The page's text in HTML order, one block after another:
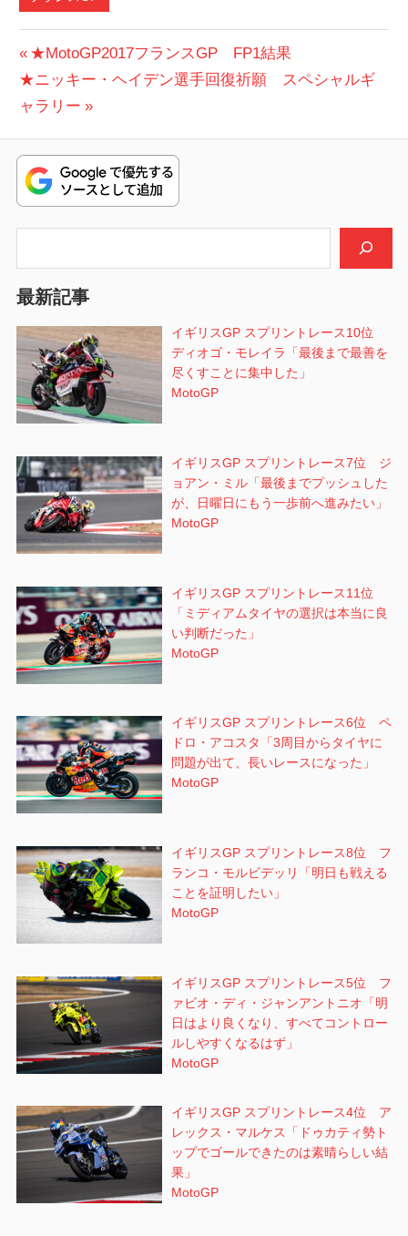
投
稿
ビ
ゲ
ー
シ
ョ
ン
前
の
投
★MotoGP2017フランスGP FP1結果
次
の
稿:
★ニッキー・ヘイデン選手回復祈願 スペシャルギ
ャラリー
最新記事
イギリスGP スプリントレース10位
ディオゴ・モレイラ「最後まで最善を
尽くすことに集中した」
MotoGP
イギリスGP スプリントレース7位 ジ
ョアン・ミル「最後までプッシュした
が、日曜日にもう一歩前へ進みたい」
MotoGP
イギリスGP スプリントレース11位
「ミディアムタイヤの選択は本当に良
い判断だった」
MotoGP
イギリスGP スプリントレース6位 ペ
ドロ・アコスタ「3周目からタイヤに
問題が出て、長いレースになった」
MotoGP
イギリスGP スプリントレース8位 フ
ランコ・モルビデッリ「明日も戦える
ことを証明したい」
MotoGP
イギリスGP スプリントレース5位 フ
ァビオ・ディ・ジャンアントニオ「明
日はより良くなり、すべてコントロー
ルしやすくなるはず」
MotoGP
イギリスGP スプリントレース4位 ア
レックス・マルケス「ドゥカティ勢ト
ップでゴールできたのは素晴らしい結
果」
MotoGP